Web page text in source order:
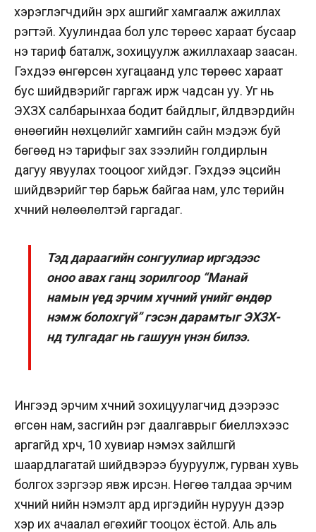
хэрэглэгчдийн эрх ашгийг хамгаалж ажиллах
үүрэгтэй. Хуулиндаа бол улс төрөөс хараат бусаар
үнэ тариф баталж, зохицуулж ажиллахаар заасан.
Гэхдээ өнгөрсөн хугацаанд улс төрөөс хараат
бус шийдвэрийг гаргаж ирж чадсан уу. Уг нь
ЭХЗХ салбарынхаа бодит байдлыг, үйлдвэрүүдийн
өнөөгийн нөхцөлийг хамгийн сайн мэдэж буй
бөгөөд үнэ тарифыг зах зээлийн голдирлын
дагуу явуулах тооцоог хийдэг. Гэхдээ эцсийн
шийдвэрийг төр барьж байгаа нам, улс төрийн
хүчний нөлөөлөлтэй гаргадаг.
Тэд дараагийн сонгуулиар иргэдээс
оноо авах ганц зорилгоор “Манай
намын үед эрчим хүчний үнийг өндөр
нэмж болохгүй” гэсэн дарамтыг ЭХЗХ-
нд тулгадаг нь гашуун үнэн билээ.
Ингээд эрчим хүчний зохицуулагчид дээрээс
өгсөн нам, засгийн үүрэг даалгаврыг биелүүлэхээс
аргагүйд хүрч, 10 хувиар нэмэх зайлшгүй
шаардлагатай шийдвэрээ бууруулж, гурван хувь
болгох зэргээр явж ирсэн. Нөгөө талдаа эрчим
хүчний үнийн нэмэлт ард иргэдийн нуруун дээр
хэр их ачаалал өгөхийг тооцох ёстой. Аль аль